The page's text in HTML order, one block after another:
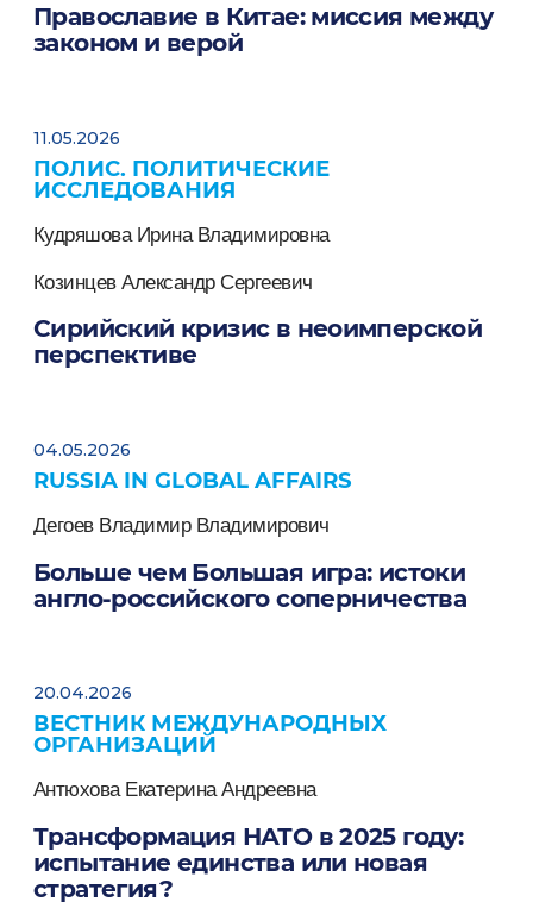
Православие в Китае: миссия между
законом и верой
11.05.2026
ПОЛИС. ПОЛИТИЧЕСКИЕ
ИССЛЕДОВАНИЯ
Кудряшова Ирина Владимировна
Козинцев Александр Сергеевич
Сирийский кризис в неоимперской
перспективе
04.05.2026
RUSSIA IN GLOBAL AFFAIRS
Дегоев Владимир Владимирович
Больше чем Большая игра: истоки
англо-российского соперничества
20.04.2026
ВЕСТНИК МЕЖДУНАРОДНЫХ
ОРГАНИЗАЦИЙ
Антюхова Екатерина Андреевна
Трансформация НАТО в 2025 году:
испытание единства или новая
стратегия?